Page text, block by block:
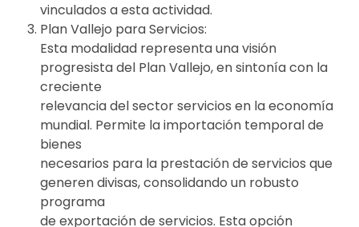
vinculados a esta actividad.
Plan Vallejo para Servicios:
Esta modalidad representa una visión
progresista del Plan Vallejo, en sintonía con la
creciente
relevancia del sector servicios en la economía
mundial. Permite la importación temporal de
bienes
necesarios para la prestación de servicios que
generen divisas, consolidando un robusto
programa
de exportación de servicios. Esta opción